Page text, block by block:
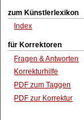
zum Künstlerlexikon
Index
für Korrektoren
Fragen & Antworten
Korrekturhilfe
PDF zum Taggen
PDF zur Korrektur